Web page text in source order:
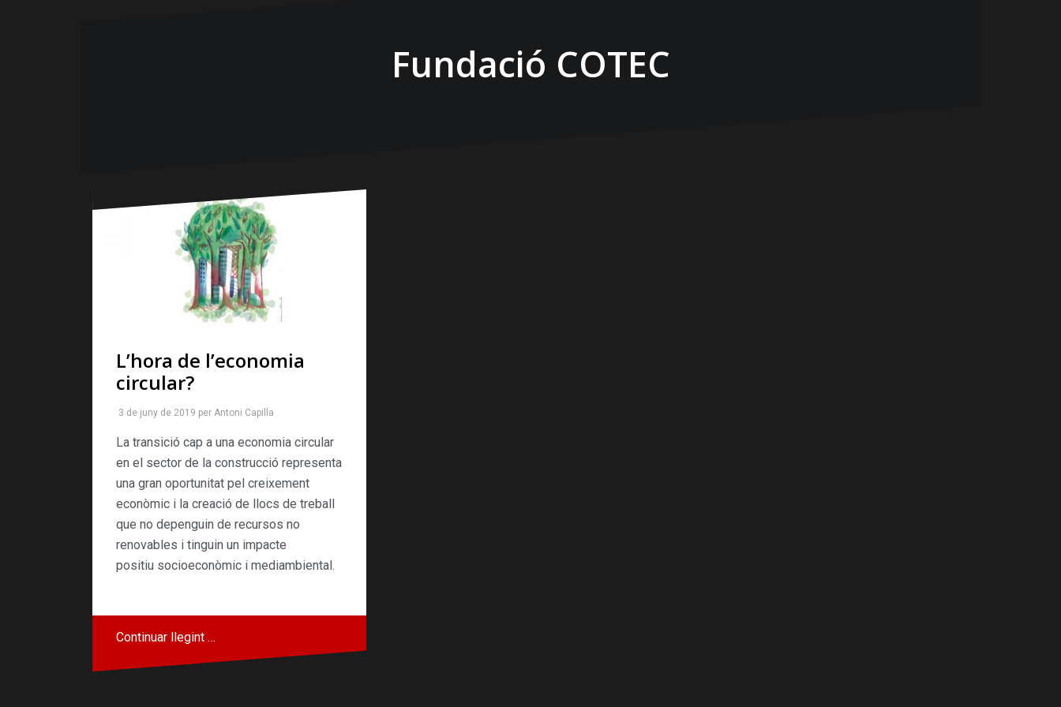
Fundació COTEC
L’hora de l’economia
circular?
3 de juny de 2019 per Antoni Capilla
La transició cap a una economia circular
en el sector de la construcció representa
una gran oportunitat pel creixement
econòmic i la creació de llocs de treball
que no depenguin de recursos no
renovables i tinguin un impacte
positiu socioeconòmic i mediambiental.
Continuar llegint …